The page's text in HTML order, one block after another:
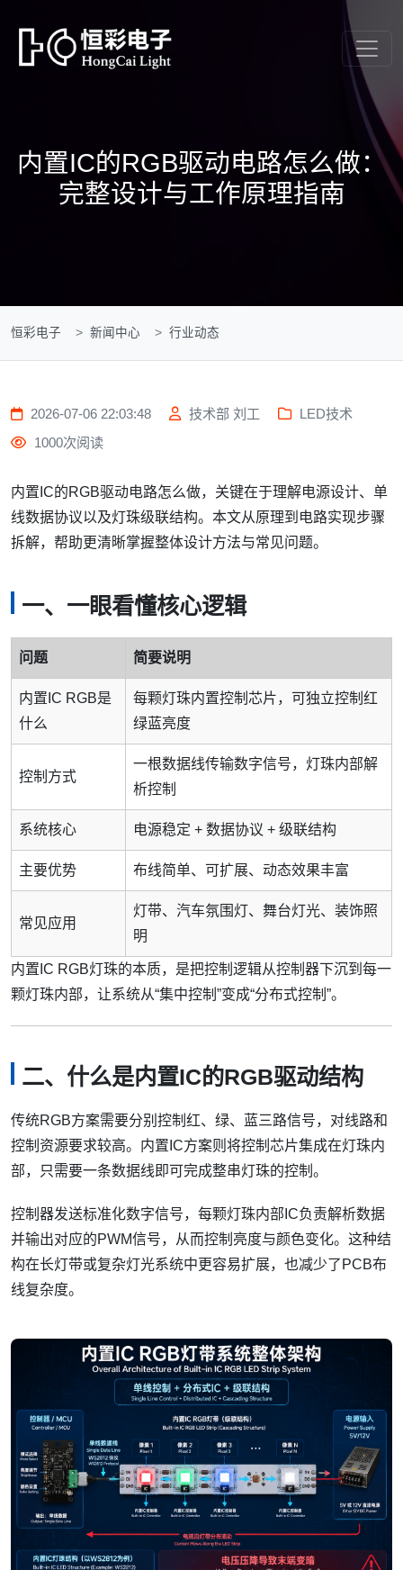
内置IC的RGB驱动电路怎么做：
完整设计与工作原理指南
恒彩电子 新闻中心 行业动态
2026-07-06 22:03:48 技术部 刘工
LED技术
1000次阅读
内置IC的RGB驱动电路怎么做，关键在于理解电源设计、单
线数据协议以及灯珠级联结构。本文从原理到电路实现步骤
拆解，帮助更清晰掌握整体设计方法与常见问题。
一、一眼看懂核心逻辑
问题 简要说明
内置IC RGB是
什么
每颗灯珠内置控制芯片，可独立控制红
绿蓝亮度
控制方式
一根数据线传输数字信号，灯珠内部解
析控制
系统核心 电源稳定 + 数据协议 + 级联结构
主要优势 布线简单、可扩展、动态效果丰富
常见应用
灯带、汽车氛围灯、舞台灯光、装饰照
明
内置IC RGB灯珠的本质，是把控制逻辑从控制器下沉到每一
颗灯珠内部，让系统从“集中控制”变成“分布式控制”。
二、什么是内置IC的RGB驱动结构
传统RGB方案需要分别控制红、绿、蓝三路信号，对线路和
控制资源要求较高。内置IC方案则将控制芯片集成在灯珠内
部，只需要一条数据线即可完成整串灯珠的控制。
控制器发送标准化数字信号，每颗灯珠内部IC负责解析数据
并输出对应的PWM信号，从而控制亮度与颜色变化。这种结
构在长灯带或复杂灯光系统中更容易扩展，也减少了PCB布
线复杂度。